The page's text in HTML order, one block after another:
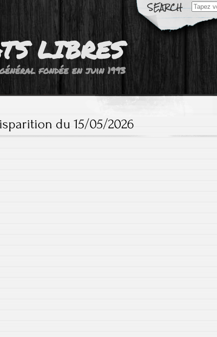
Search
for:
LIBRES
fondée en juin 1993
du 15/05/2026